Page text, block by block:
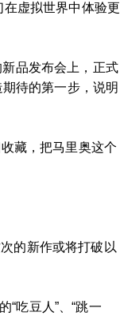
虚拟世界中体验更
品发布会上，正式
待的第一步，说明
藏，把马里奥这个
的新作或将打破以
吃豆人”、“跳一